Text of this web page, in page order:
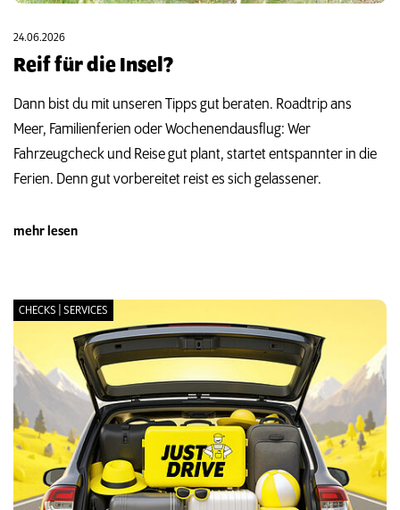
24.06.2026
Reif für die Insel?
Dann bist du mit unseren Tipps gut beraten. Roadtrip ans
Meer, Familienferien oder Wochenendausflug: Wer
Fahrzeugcheck und Reise gut plant, startet entspannter in die
Ferien. Denn gut vorbereitet reist es sich gelassener.
mehr lesen
CHECKS | SERVICES